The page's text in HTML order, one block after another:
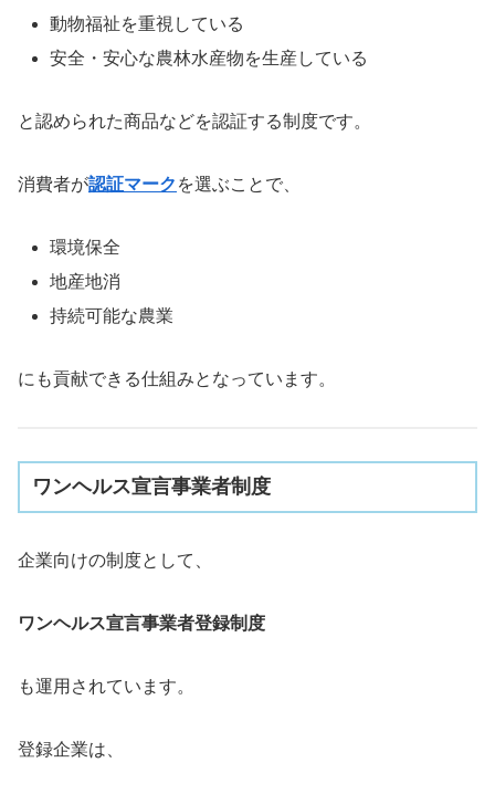
動物福祉を重視している
安全・安心な農林水産物を生産している
と認められた商品などを認証する制度です。
消費者が認証マーク を選ぶことで、
環境保全
地産地消
持続可能な農業
にも貢献できる仕組みとなっています。
ワンヘルス宣言事業者制度
企業向けの制度として、
ワンヘルス宣言事業者登録制度
も運用されています。
登録企業は、